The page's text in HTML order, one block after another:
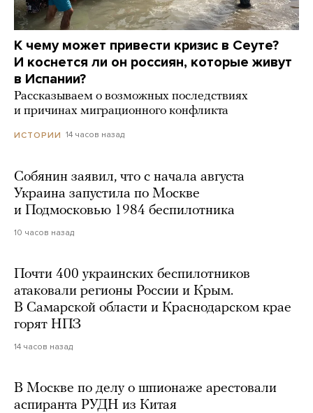
К чему может привести кризис в Сеуте?
И коснется ли он россиян, которые живут
в Испании?
Рассказываем о возможных последствиях
и причинах миграционного конфликта
ИСТОРИИ 14 часов назад
Собянин заявил, что с начала августа
Украина запустила по Москве
и Подмосковью 1984 беспилотника
10 часов назад
Почти 400 украинских беспилотников
атаковали регионы России и Крым.
В Самарской области и Краснодарском крае
горят НПЗ
14 часов назад
В Москве по делу о шпионаже арестовали
аспиранта РУДН из Китая